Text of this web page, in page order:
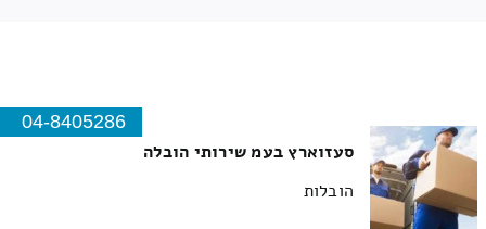
04-8405286
סעזוארץ בעמ שירותי הובלה
הובלות